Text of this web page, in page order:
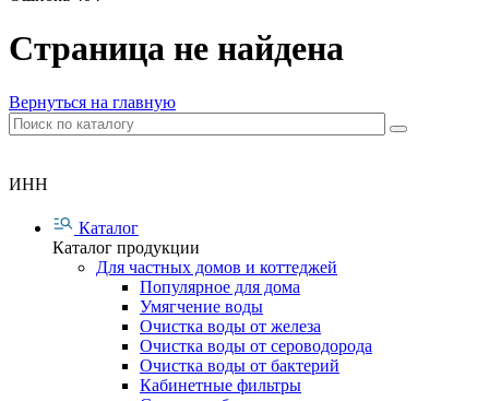
Страница не найдена
Вернуться на главную
ИНН
Каталог
Каталог продукции
Для частных домов и коттеджей
Популярное для дома
Умягчение воды
Очистка воды от железа
Очистка воды от сероводорода
Очистка воды от бактерий
Кабинетные фильтры